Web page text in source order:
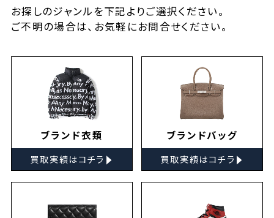
お探しのジャンルを下記よりご選択ください。
ご不明の場合は、お気軽にお問合せください。
ブランド衣類
買取実績はコチラ ▸
ブランドバッグ
買取実績はコチラ ▸